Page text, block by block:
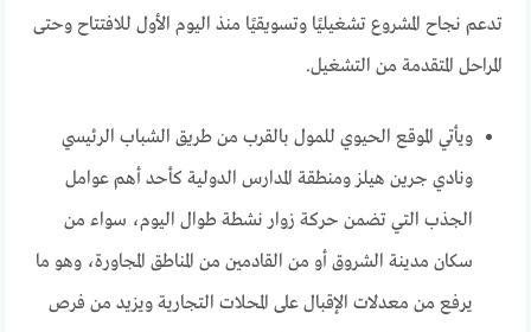
تدعم نجاح المشروع تشغيليًا وتسويقيًا منذ اليوم الأول للافتتاح وحتى
المراحل المتقدمة من التشغيل.
ويأتي الموقع الحيوي للمول بالقرب من طريق الشباب الرئيسي
ونادي جرين هيلز ومنطقة المدارس الدولية كأحد أهم عوامل
الجذب التي تضمن حركة زوار نشطة طوال اليوم، سواء من
سكان مدينة الشروق أو من القادمين من المناطق المجاورة، وهو ما
يرفع من معدلات الإقبال على المحلات التجارية ويزيد من فرص